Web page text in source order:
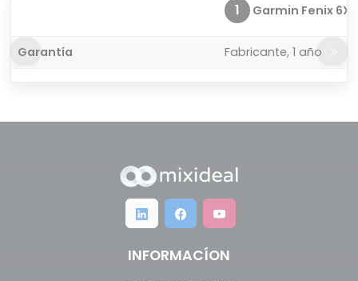
1 Garmin Fenix 6X
Garantía Fabricante, 1 año
INFORMACÍON